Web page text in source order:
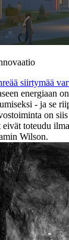
siirtymää
energiaan
- ja se
on
eivät toteudu
Wilson.